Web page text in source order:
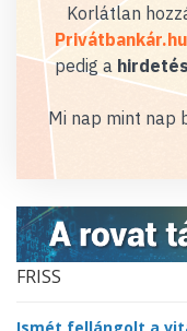
Korlátlan
Privátbankár.hu
pedig a
Mi nap mint nap
FRISS